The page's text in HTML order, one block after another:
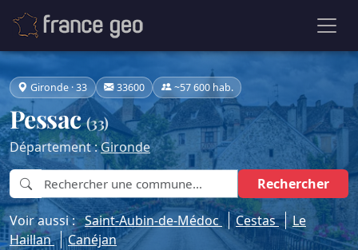
Gironde · 33 33600 ~57 600 hab.
Pessac(33)
Département :Gironde
Rechercher
Voir aussi :Saint-Aubin-de-Médoc Cestas
Le
Haillan
Canéjan